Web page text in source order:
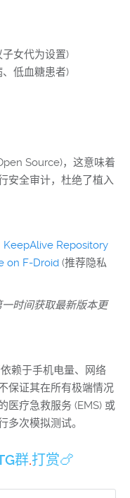
子女代为设置)
低血糖患者)
Source)，这意味着
安全审计，杜绝了植入
KeepAlive Repository
on F-Droid (推荐隐私
时间获取最新版本更
赖于手机电量、网络
保证其在所有极端情况
医疗急救服务 (EMS) 或
多次模拟测试。
群.打赏🍗